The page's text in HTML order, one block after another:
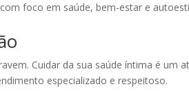
com foco em saúde, bem-estar e
Cuidar da sua saúde íntima é um
especializado e respeitoso.